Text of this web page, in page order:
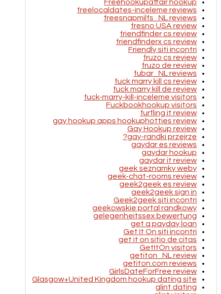
Freehookupaffair hookup
freelocaldates-inceleme reviews
freesnapmilfs_NL reviews
fresno USA review
friendfinder cs review
friendfinderx cs review
Friendly siti incontri
fruzo cs review
fruzo de review
fubar_NL reviews
fuck marry kill cs review
fuck marry kill de review
fuck-marry-kill-inceleme visitors
Fuckbookhookup visitors
furfling it review
gay hookup apps hookuphotties review
Gay Hookup review
gay-randki przejrze?
gaydar es reviews
gaydar hookup
gaydar it review
geek seznamky weby
geek-chat-rooms review
geek2geek es review
geek2geek sign in
Geek2geek siti incontri
geekowskie portal randkowy
gelegenheitssex bewertung
get a payday loan
Get It On siti incontri
get it on sitio de citas
GetItOn visitors
getiton_NL review
getiton.com reviews
GirlsDateForFree review
Glasgow+United Kingdom hookup dating site
glint dating